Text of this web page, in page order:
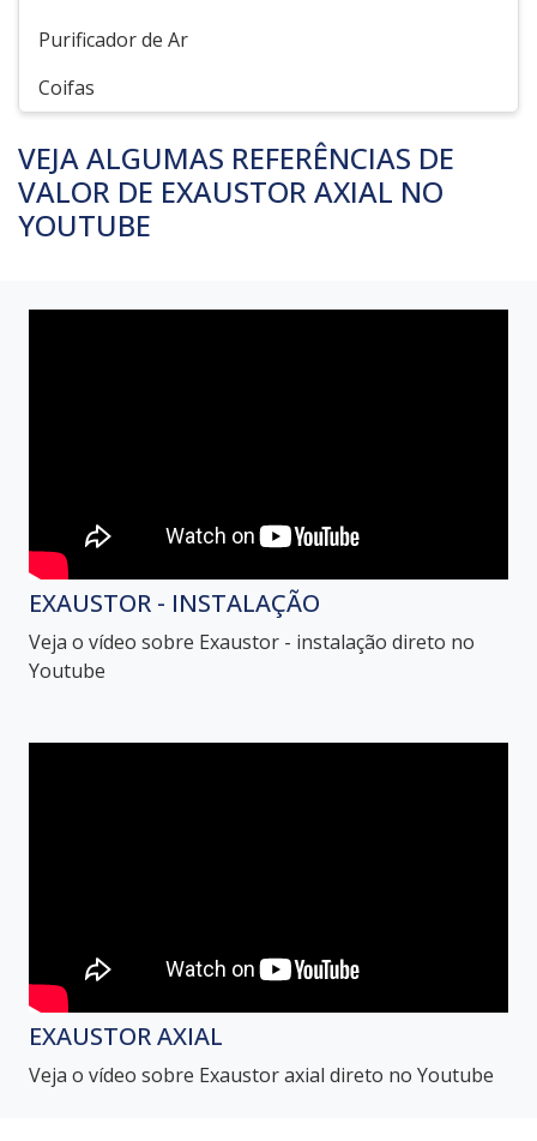
Purificador de Ar
Coifas
VEJA ALGUMAS REFERÊNCIAS DE
VALOR DE EXAUSTOR AXIAL NO
YOUTUBE
EXAUSTOR - INSTALAÇÃO
Veja o vídeo sobre Exaustor - instalação direto no
Youtube
EXAUSTOR AXIAL
Veja o vídeo sobre Exaustor axial direto no Youtube